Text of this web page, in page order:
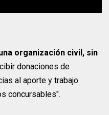
organización civil, sin
donaciones de
al aporte y trabajo
concursables".